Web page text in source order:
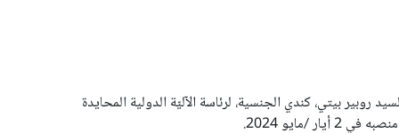
روبير بيتي، كندي الجنسية، لرئاسة الآليّة الدولية المحايدة